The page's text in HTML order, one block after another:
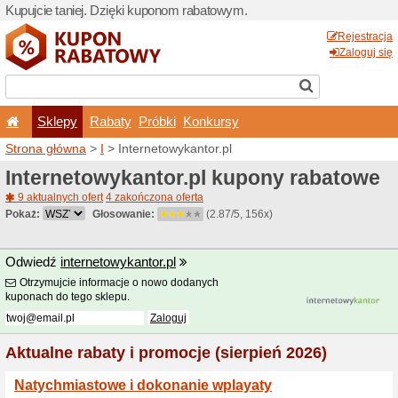
Kupujcie taniej. Dzięki
Sklepy Rabaty
Strona główna >I >